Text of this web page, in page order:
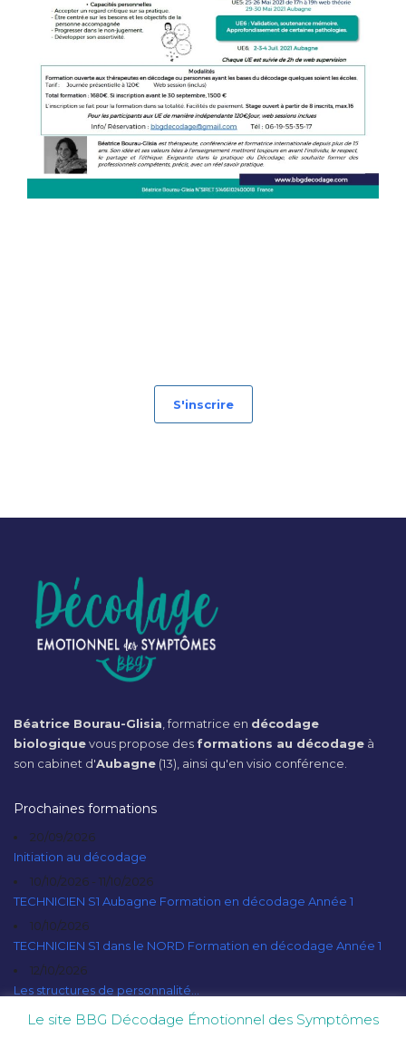
S'inscrire
Béatrice Bourau-Glisia , formatrice en décodage
biologiquevous propose des formations au décodage à
son cabinet d'Aubagne (13), ainsi qu'en visio conférence.
Prochaines formations
20/09/2026
Initiation au décodage
10/10/2026 - 11/10/2026
TECHNICIEN S1 Aubagne Formation en décodage Année 1
10/10/2026
TECHNICIEN S1 dans le NORD Formation en décodage Année 1
12/10/2026
Les structures de personnalité...
Le site BBG Décodage Émotionnel des Symptômes